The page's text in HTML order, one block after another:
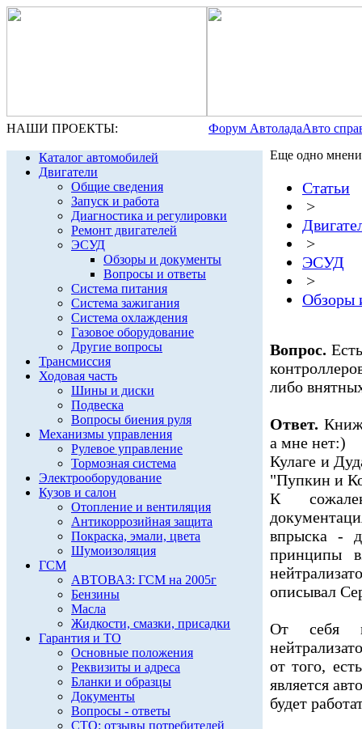
НАШИ ПРОЕКТЫ: Форум АвтоладаАвто
Каталог автомобилей
Двигатели
Общие сведения
Запуск и работа
Диагностика и регулировки
Ремонт двигателей
ЭСУД
Обзоры и документы
Вопросы и ответы
Система питания
Система зажигания
Система охлаждения
Газовое оборудование
Другие вопросы
Трансмиссия
Ходовая часть
Шины и диски
Подвеска
Вопросы биения руля
Механизмы управления
Рулевое управление
Тормозная система
Электрооборудование
Кузов и салон
Отопление и вентиляция
Антикоррозийная защита
Покраска, эмали, цвета
Шумоизоляция
ГСМ
АВТОВАЗ: ГСМ на 2005г
Бензины
Масла
Жидкости, смазки, присадки
Гарантия и ТО
Основные положения
Реквизиты и адреса
Бланки и образцы
Документы
Вопросы - ответы
СТО: отзывы потребителей
Еще одно
Статьи
>
>
ЭСУД
>
Обзоры
Вопрос.
либо
Ответ.
а мне нет:)
Кулаге и
"Пупкин и
К
впрыска -
принципы
описывал
От себя
от того,
является
будет